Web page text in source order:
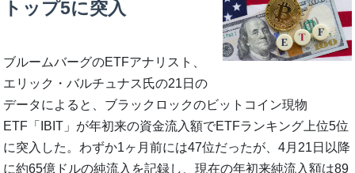
トップ5に突入
ブルームバーグのETFアナリスト、
エリック・バルチュナス氏の21日の
データによると、ブラックロックのビットコイン現物
ETF「IBIT」が年初来の資金流入額でETFランキング上位5位
に突入した。わずか1ヶ月前には47位だったが、4月21日以降
に約65億ドルの純流入を記録し、現在の年初来純流入額は89